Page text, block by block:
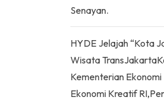
Senayan.
HYDE Jelajah “Kota
Wisata
Kementerian
Ekonomi Kreatif